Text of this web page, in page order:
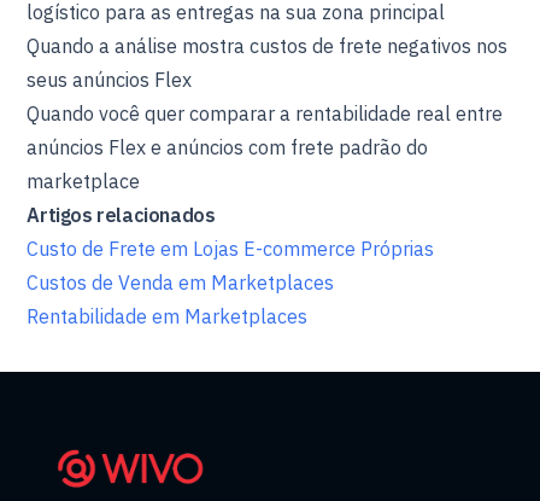
logístico para as entregas na sua zona principal
Quando a análise mostra custos de frete negativos nos
seus anúncios Flex
Quando você quer comparar a rentabilidade real entre
anúncios Flex e anúncios com frete padrão do
marketplace
Artigos relacionados
Custo de Frete em Lojas E-commerce Próprias
Custos de Venda em Marketplaces
Rentabilidade em Marketplaces